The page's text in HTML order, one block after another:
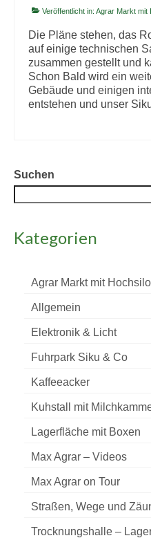
Veröffentlicht in: Agrar Markt mit
Die Pläne stehen, das
auf einige technischen
zusammen gestellt und
Schon Bald wird ein
Gebäude und einigen
entstehen und unser
Suchen
Kategorien
Agrar Markt mit Hochsilo
Allgemein
Elektronik & Licht
Fuhrpark Siku & Co
Kaffeeacker
Kuhstall mit
Lagerfläche mit Boxen
Max Agrar – Videos
Max Agrar on Tour
Straßen, Wege und
Trocknungshalle –